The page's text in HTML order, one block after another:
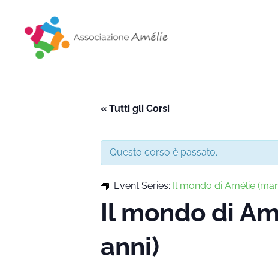
« Tutti gli Corsi
Questo corso è passato.
Event Series: Il mondo di Amélie
Il mondo di
anni)